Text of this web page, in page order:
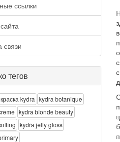
ссылки
тегов
краска kydra kydra botanique
kydra blonde beauty
kydra jelly gloss